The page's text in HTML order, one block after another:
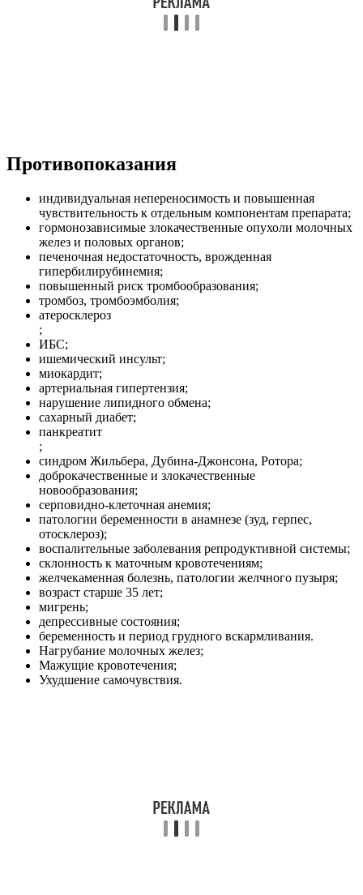
Противопоказания
индивидуальная непереносимость и повышенная
чувствительность к отдельным компонентам препарата;
гормонозависимые злокачественные опухоли молочных
желез и половых органов;
печеночная недостаточность, врожденная
гипербилирубинемия;
повышенный риск тромбообразования;
тромбоз, тромбоэмболия;
атеросклероз
;
ИБС;
ишемический инсульт;
миокардит;
артериальная гипертензия;
нарушение липидного обмена;
сахарный диабет;
панкреатит
;
синдром Жильбера, Дубина-Джонсона, Ротора;
доброкачественные и злокачественные
новообразования;
серповидно-клеточная анемия;
патологии беременности в анамнезе (зуд, герпес,
отосклероз);
воспалительные заболевания репродуктивной системы;
склонность к маточным кровотечениям;
желчекаменная болезнь, патологии желчного пузыря;
возраст старше 35 лет;
мигрень;
депрессивные состояния;
беременность и период грудного вскармливания.
Нагрубание молочных желез;
Мажущие кровотечения;
Ухудшение самочувствия.